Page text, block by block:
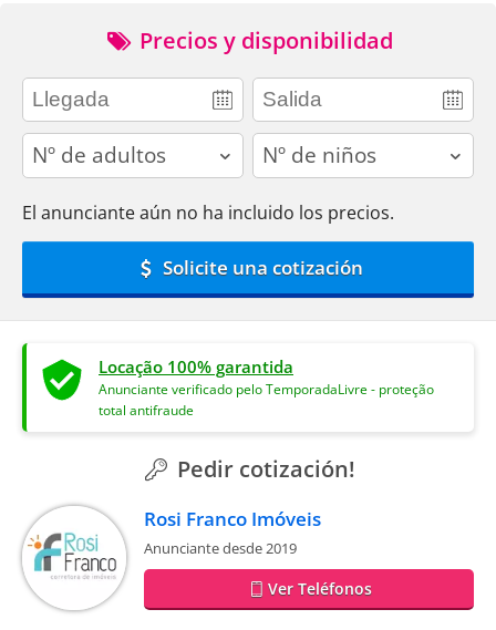
Precios y disponibilidad
adults children
El anunciante aún no ha incluido los precios.
Solicite una cotización
Locação 100% garantida
Anunciante verificado pelo TemporadaLivre - proteção
total antifraude
Pedir cotización!
Rosi Franco Imóveis
Anunciante desde 2019
Ver Teléfonos